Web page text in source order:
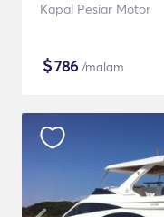
Kapal Pesiar Motor
$786 /malam